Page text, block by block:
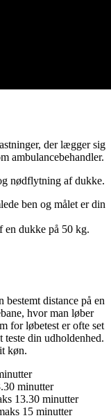
der lægger sig
ambulancebehandler.
nødflytning af dukke.
ben og målet er din
en dukke på 50 kg.
distance på en
hvor man løber
for løbetest er ofte set
din udholdenhed.
køn.
minutter
13.30 minutter
15 minutter